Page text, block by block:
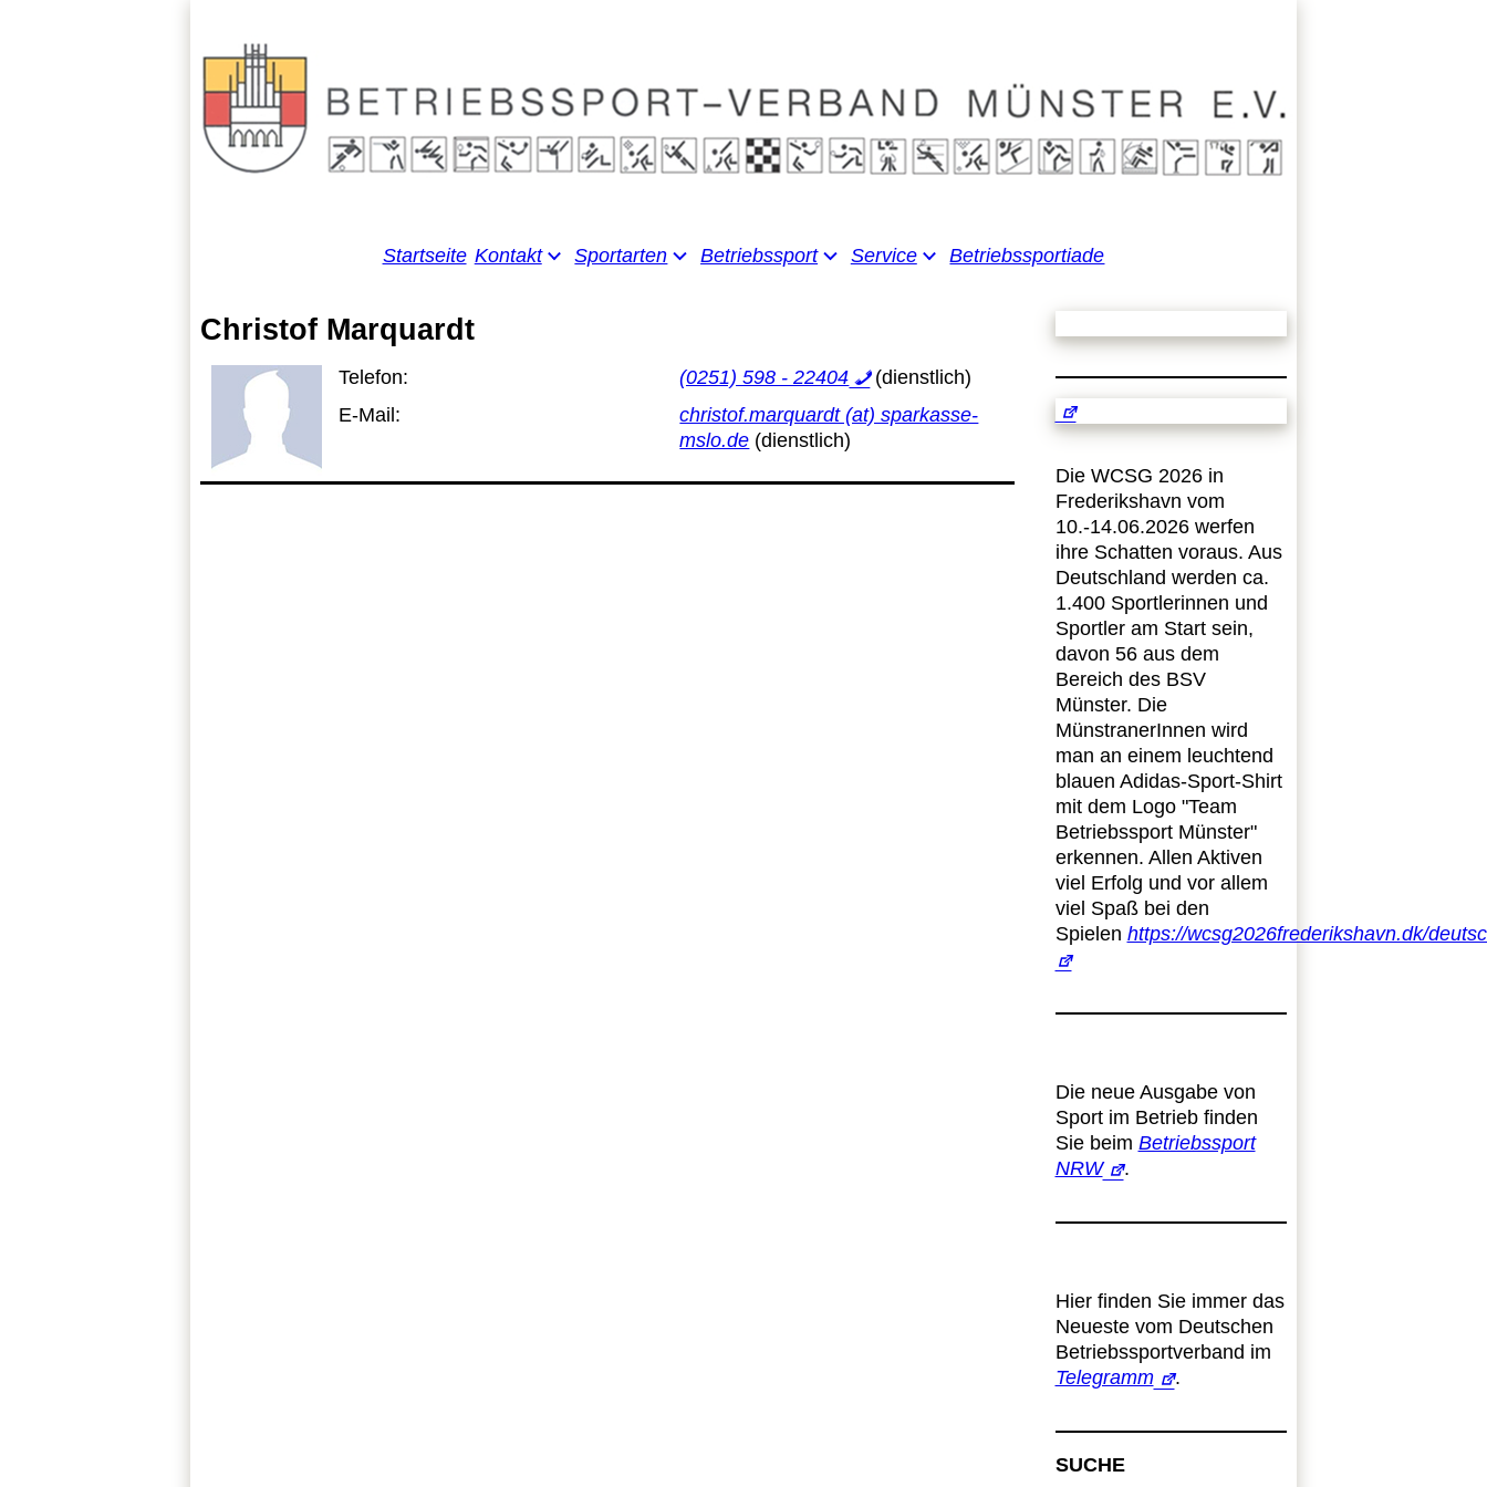
Startseite Kontakt Sportarten Betriebssport Service Betriebssportiade
Christof Marquardt
Telefon:
(0251) 598 - 22404
E-Mail:
christof.marquardt (at) sparkasse-
mslo.de
Die WCSG 2026 in
Frederikshavn vom
10.-14.06.2026 werfen
ihre Schatten voraus. Aus
Deutschland werden ca.
1.400 Sportlerinnen und
Sportler am Start sein,
davon 56 aus dem
Bereich des BSV
Münster. Die
MünstranerInnen wird
man an einem leuchtend
blauen Adidas-Sport-Shirt
mit dem Logo "Team
Betriebssport Münster"
erkennen. Allen Aktiven
viel Erfolg und vor allem
viel Spaß bei den
Spielen https://wcsg2026frederikshavn.dk/
Die neue Ausgabe von
Sport im Betrieb finden
Sie beim Betriebssport
NRW
.
Hier finden Sie immer das
Neueste vom Deutschen
Betriebssportverband im
Telegramm
.
SUCHE